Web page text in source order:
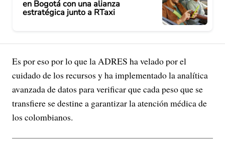
en Bogotá con una alianza
estratégica junto a RTaxi
Es por eso por lo que la ADRES ha velado por el
cuidado de los recursos y ha implementado la analítica
avanzada de datos para verificar que cada peso que se
transfiere se destine a garantizar la atención médica de
los colombianos.